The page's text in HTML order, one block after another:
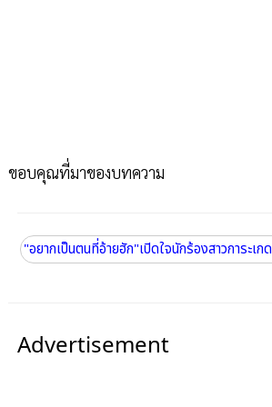
ขอบคุณที่มาของบทความ
"อยากเป็นตนที่อ้ายฮัก"เปิดใจนักร้องสาวการะเ
Advertisement